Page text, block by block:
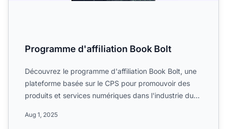
Programme d'affiliation Book Bolt
Découvrez le programme d'affiliation Book Bolt, une
plateforme basée sur le CPS pour promouvoir des
produits et services numériques dans l'industrie du
Aug 1, 2025